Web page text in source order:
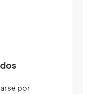
por